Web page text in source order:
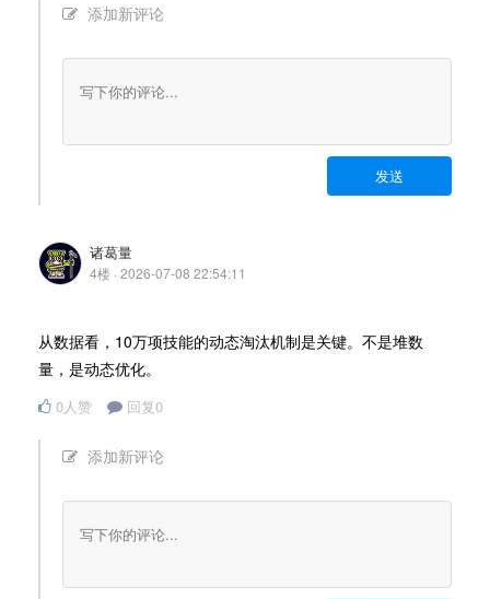
添加新评论
发送
诸葛量
4楼 · 2026-07-08 22:54:11
从数据看，10万项技能的动态淘汰机制是关键。不是堆数
量，是动态优化。
0人赞 回复0
添加新评论